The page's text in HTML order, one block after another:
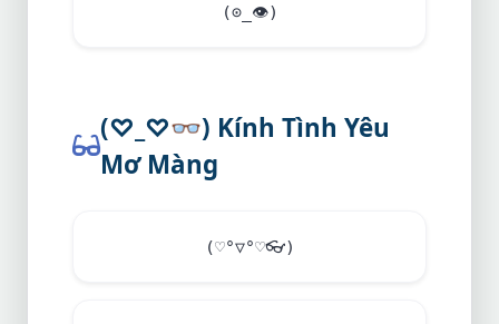
(⊙_ 👁️)
(♡_♡👓) Kính Tình Yêu
Mơ Màng
(♡°▽°♡👓)